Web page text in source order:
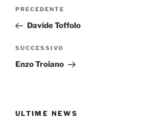
Navigazione
Articolo
precedente:
PRECEDENTE
Davide Toffolo
Articolo
successivo
SUCCESSIVO
Enzo Troiano
ULTIME NEWS